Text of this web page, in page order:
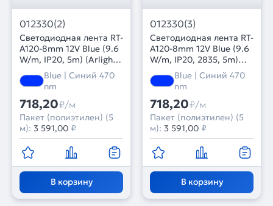
012330(2)
Светодиодная лента RT-
A120-8mm 12V Blue (9.6
W/m, IP20, 5m) (Arlight,
9.6 Вт/м, IP20)
Blue | Синий 470
nm
718,20₽/м
Пакет (полиэтилен) (5
м): 3 591,00 ₽
В корзину
012330(3)
Светодиодная лента RT-
A120-8mm 12V Blue (9.6
W/m, IP20, 2835, 5m)
(Arlight, 9.6 Вт/м, IP20)
Blue | Синий 470
nm
718,20₽/м
Пакет (полиэтилен) (5
м): 3 591,00 ₽
В корзину